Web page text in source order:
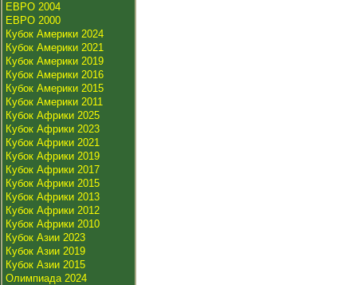
ЕВРО 2004
ЕВРО 2000
Кубок Америки 2024
Кубок Америки 2021
Кубок Америки 2019
Кубок Америки 2016
Кубок Америки 2015
Кубок Америки 2011
Кубок Африки 2025
Кубок Африки 2023
Кубок Африки 2021
Кубок Африки 2019
Кубок Африки 2017
Кубок Африки 2015
Кубок Африки 2013
Кубок Африки 2012
Кубок Африки 2010
Кубок Азии 2023
Кубок Азии 2019
Кубок Азии 2015
Олимпиада 2024